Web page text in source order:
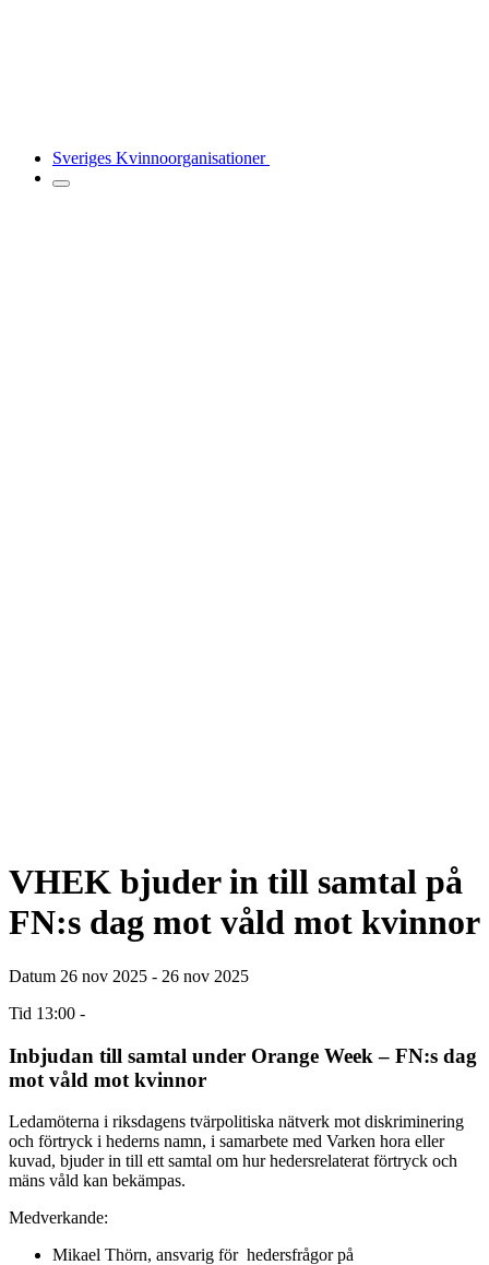
Sveriges Kvinnoorganisationer
VHEK bjuder in till samtal på
FN:s dag mot våld mot kvinnor
Datum 26 nov 2025 - 26 nov 2025
Tid 13:00 -
Inbjudan till samtal under Orange Week – FN:s dag
mot våld mot kvinnor
Ledamöterna i riksdagens tvärpolitiska nätverk mot diskriminering
och förtryck i hederns namn, i samarbete med Varken hora eller
kuvad, bjuder in till ett samtal om hur hedersrelaterat förtryck och
mäns våld kan bekämpas.
Medverkande:
Mikael Thörn, ansvarig för hedersfrågor på